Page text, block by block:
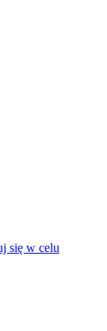
się w celu